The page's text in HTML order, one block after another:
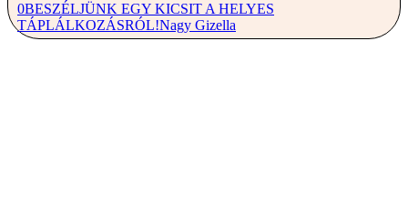
0BESZÉLJÜNK EGY KICSIT A HELYES
TÁPLÁLKOZÁSRÓL!Nagy Gizella